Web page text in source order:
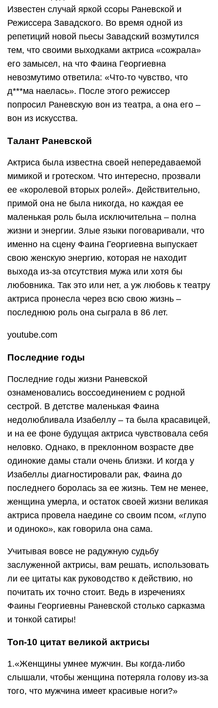
Известен случай яркой ссоры Раневской и
Режиссера Завадского. Во время одной из
репетиций новой пьесы Завадский возмутился
тем, что своими выходками актриса «сожрала»
его замысел, на что Фаина Георгиевна
невозмутимо ответила: «Что-то чувство, что
д***ма наелась». После этого режиссер
попросил Раневскую вон из театра, а она его –
вон из искусства.
Талант Раневской
Актриса была известна своей непередаваемой
мимикой и гротеском. Что интересно, прозвали
ее «королевой вторых ролей». Действительно,
примой она не была никогда, но каждая ее
маленькая роль была исключительна – полна
жизни и энергии. Злые языки поговаривали, что
именно на сцену Фаина Георгиевна выпускает
свою женскую энергию, которая не находит
выхода из-за отсутствия мужа или хотя бы
любовника. Так это или нет, а уж любовь к театру
актриса пронесла через всю свою жизнь –
последнюю роль она сыграла в 86 лет.
youtube.com
Последние годы
Последние годы жизни Раневской
ознаменовались воссоединением с родной
сестрой. В детстве маленькая Фаина
недолюбливала Изабеллу – та была красавицей,
и на ее фоне будущая актриса чувствовала себя
неловко. Однако, в преклонном возрасте две
одинокие дамы стали очень близки. И когда у
Изабеллы диагностировали рак, Фаина до
последнего боролась за ее жизнь. Тем не менее,
женщина умерла, и остаток своей жизни великая
актриса провела наедине со своим псом, «глупо
и одиноко», как говорила она сама.
Учитывая вовсе не радужную судьбу
заслуженной актрисы, вам решать, использовать
ли ее цитаты как руководство к действию, но
почитать их точно стоит. Ведь в изречениях
Фаины Георгиевны Раневской столько сарказма
и тонкой сатиры!
Топ-10 цитат великой актрисы
1.«Женщины умнее мужчин. Вы когда-либо
слышали, чтобы женщина потеряла голову из-за
того, что мужчина имеет красивые ноги?»